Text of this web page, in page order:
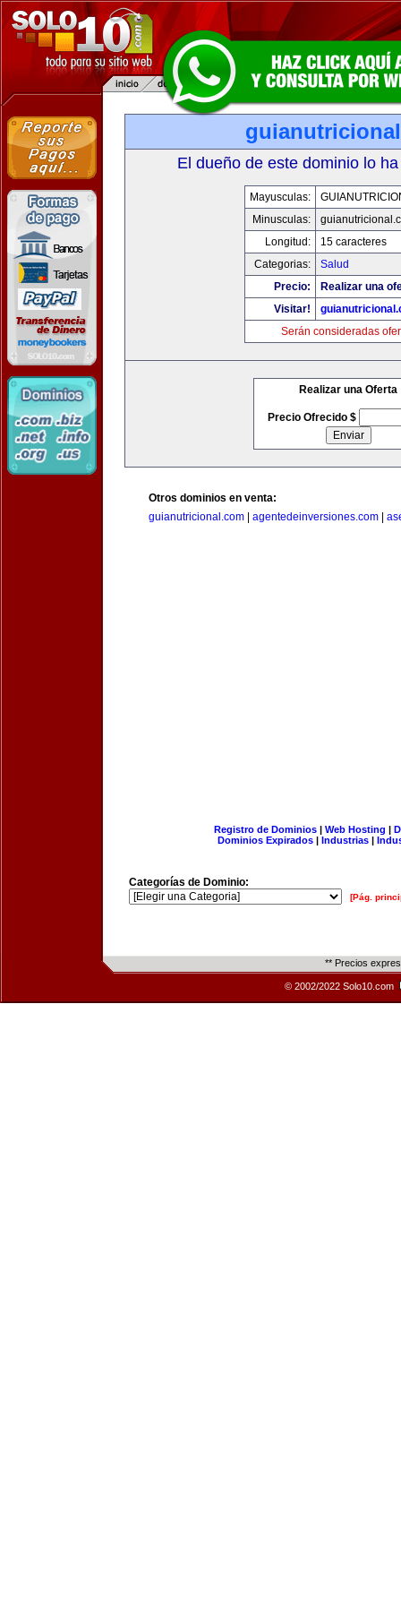
El dueño de este dominio lo
Mayusculas:
Minusculas:
Longitud:
15 caracteres
Categorias:
Salud
Precio:
Realizar una
Visitar!
Serán consideradas
Realizar una Oferta
Precio Ofrecido $
Otros dominios en venta:
guianutricional.com
agentedeinversiones.com
Registro de Dominios| Web Hosting |
Dominios Expirados | Industrias |
Categorías de Dominio:
[Pág.
** Precios
© 2002/2022 Solo10.com